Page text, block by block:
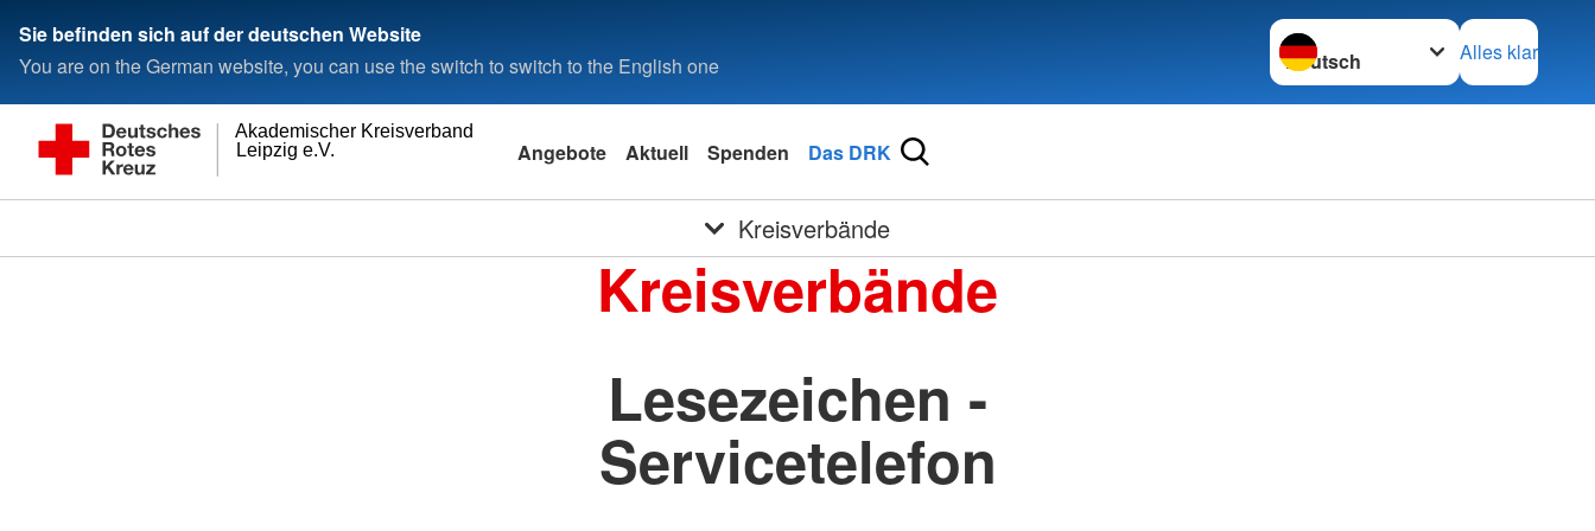
Sie befinden sich auf der deutschen Website
You are on the German website, you can use the switch to switch to the English one
Sprache wechseln zu
Alles klar
Leipzig e.V.
Akademischer Kreisverband
Angebote Aktuell Spenden Das DRK
Kreisverbände
Kreisverbände
Lesezeichen -
Servicetelefon